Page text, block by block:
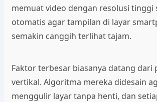
memuat video dengan resolusi tinggi
otomatis agar tampilan di layar
semakin canggih terlihat tajam.
Faktor terbesar biasanya datang dari
vertikal. Algoritma mereka didesain
menggulir layar tanpa henti, dan